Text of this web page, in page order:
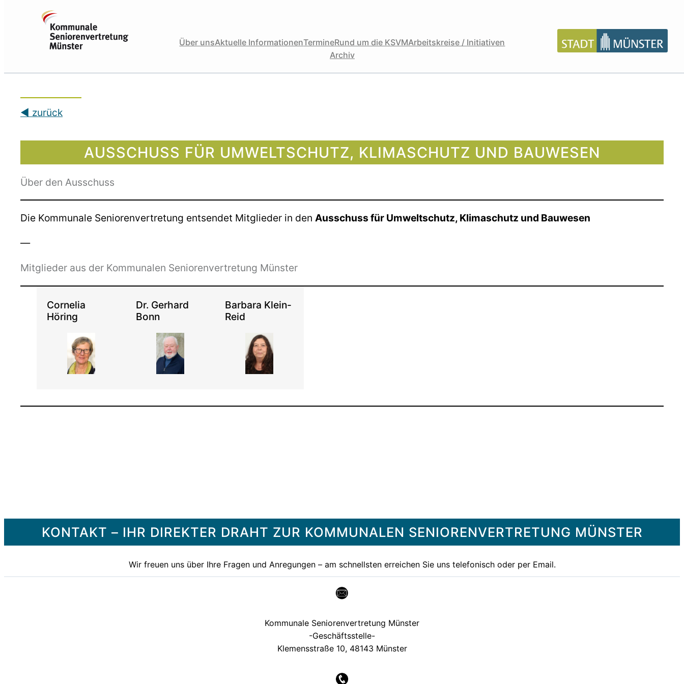
Über unsAktuelle InformationenTermineRund um die KSVMArbeitskreise / Initiativen
Archiv
◀︎ zurück
AUSSCHUSS FÜR UMWELTSCHUTZ, KLIMASCHUTZ UND BAUWESEN
Über den Ausschuss
Die Kommunale Seniorenvertretung entsendet Mitglieder in den Ausschuss für Umweltschutz, Klimaschutz und Bauwesen
—
Mitglieder aus der Kommunalen Seniorenvertretung Münster
Cornelia
Höring
Dr. Gerhard
Bonn
Barbara Klein-
Reid
KONTAKT – IHR DIREKTER DRAHT ZUR KOMMUNALEN SENIORENVERTRETUNG MÜNSTER
Wir freuen uns über Ihre Fragen und Anregungen – am schnellsten erreichen Sie uns telefonisch oder per Email.
Kommunale Seniorenvertretung Münster
-Geschäftsstelle-
Klemensstraße 10, 48143 Münster